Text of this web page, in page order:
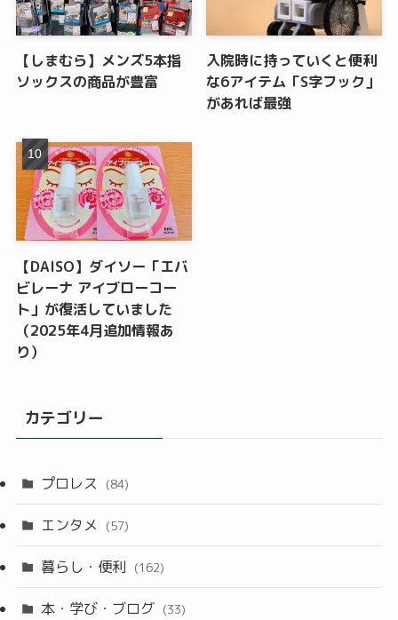
【しまむら】メンズ5本指
ソックスの商品が豊富
入院時に持っていくと便利
な6アイテム「S字フック」
があれば最強
【DAISO】ダイソー「エバ
ビレーナ アイブローコー
ト」が復活していました
（2025年4月追加情報あ
り）
カテゴリー
プロレス (84)
エンタメ (57)
暮らし・便利 (162)
本・学び・ブログ (33)